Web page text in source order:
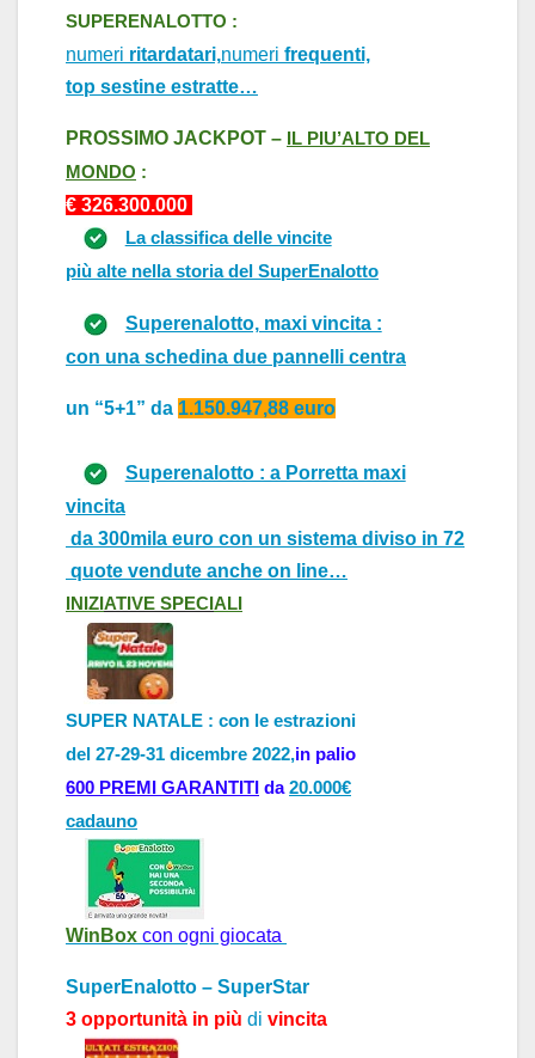
SUPERENALOTTO :
numeri ritardatari,numeri frequenti,
top sestine estratte…
PROSSIMO JACKPOT – IL PIU’A LTO DEL
MONDO :
€ 326.300.000
La classifica delle vincite
più alte nella storia del SuperEnalotto
Superenalotto, maxi vincita :
con una schedina due pannelli centra
un “5+1” da 1.150.947,88 euro
Superenalotto : a Porretta maxi
vincita
da 300mila euro con un sistema diviso in 72
quote vendute anche on line…
INIZI ATIVE SPECI ALI
SUPER NATALE : con le estrazioni
del 27-29-31 dicembre 2022,in palio
600 PREMI GARANTITI da 20.000€
cadauno
WinBox con ogni giocata
SuperEnalotto – SuperStar
3 opportunità in più di vincita